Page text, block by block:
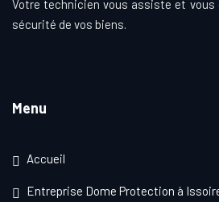
Votre technicien vous assiste et vous
sécurité de vos biens.
Menu
Accueil
Entreprise Dome Protection à